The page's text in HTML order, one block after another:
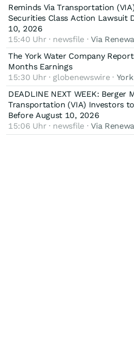
Reminds Via Transportation
Securities Class Action Lawsuit
10, 2026
15:40 Uhr · newsfile ·Via
The York Water Company
Months Earnings
15:30 Uhr · globenewswire ·
DEADLINE NEXT WEEK: Berger
Transportation (VIA) Investors
Before August 10, 2026
15:06 Uhr · newsfile ·Via